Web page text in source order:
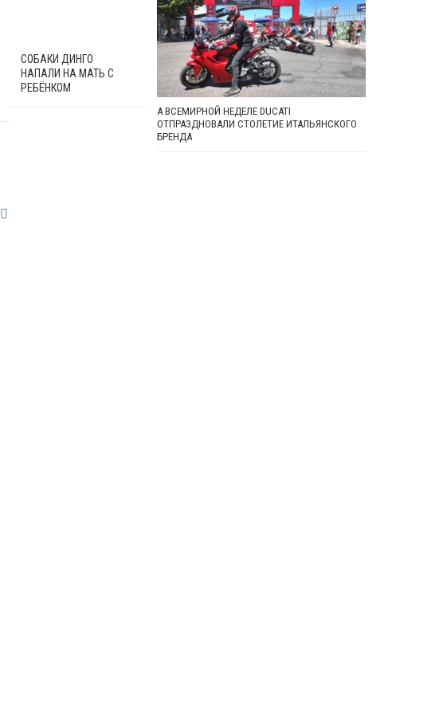
СОБАКИ ДИНГО
НАПАЛИ НА МАТЬ С
РЕБЁНКОМ
А ВСЕМИРНОЙ НЕДЕЛЕ DUCATI
ОТПРАЗДНОВАЛИ СТОЛЕТИЕ ИТАЛЬЯНСКОГО
БРЕНДА